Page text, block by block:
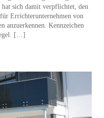
hat sich damit verpflichtet, den
Errichterunternehmen von
anzuerkennen. Kennzeichen
[…]